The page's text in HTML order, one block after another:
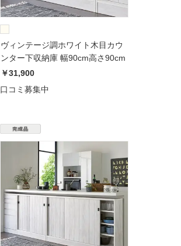
ヴィンテージ調ホワイト木目カウ
ンター下収納庫 幅90cm高さ90cm
￥31,900
口コミ募集中